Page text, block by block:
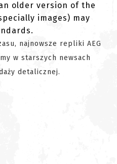
older version of the
images) may
najnowsze repliki AEG
w starszych newsach
detalicznej.